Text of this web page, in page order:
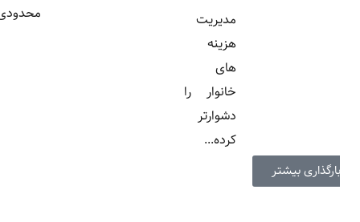
مدیریت
هزینه
خانوار را
دشوارتر
کرده...
محدودی...
بارگذاری بیشتر